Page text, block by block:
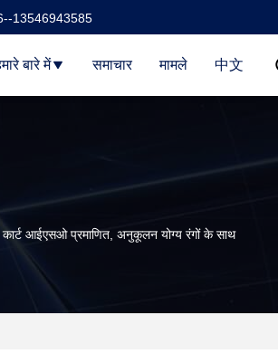
13546943585
बारे में समाचार मामले 中文
कार्ट आईएसओ प्रमाणित, अनुकूलन योग्य रंगों के साथ